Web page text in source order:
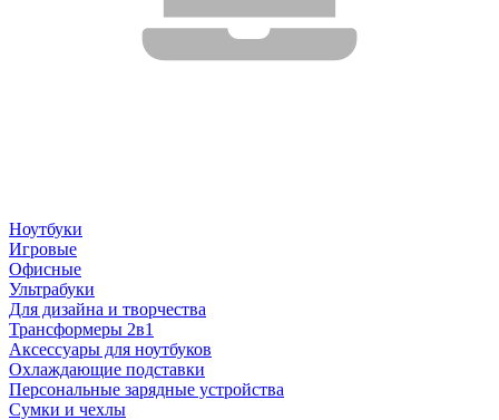
Ноутбуки
Игровые
Офисные
Ультрабуки
Для дизайна и творчества
Трансформеры 2в1
Аксессуары для ноутбуков
Охлаждающие подставки
Персональные зарядные устройства
Сумки и чехлы